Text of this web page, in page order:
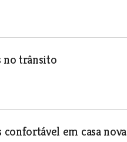
no trânsito
em casa nova